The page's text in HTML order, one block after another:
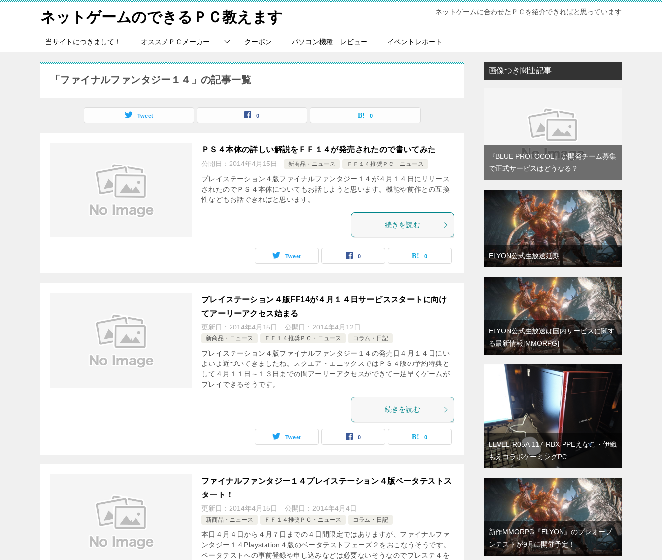
ネットゲームのできるＰＣ教えます ネットゲームに合わせたＰＣを紹介できればと思っています
当サイトにつきまして！ オススメＰＣメーカー クーポン パソコン機種 レビュー イベントレポート
「ファイナルファンタジー１４」の記事一覧
Tweet 0 0
ＰＳ４本体の詳しい解説をＦＦ１４が発売されたので書いてみた
公開日： 2014年4月15日 新商品・ニュース ＦＦ１４推奨ＰＣ・ニュース
プレイステーション４版ファイナルファンタジー１４が４月１４日にリリース
されたのでＰＳ４本体についてもお話しようと思います。機能や前作との互換
性などもお話できればと思います。
続きを読む
Tweet 0 0
プレイステーション４版FF14が４月１４日サービススタートに向け
てアーリーアクセス始まる
更新日： 2014年4月15日 公開日： 2014年4月12日
新商品・ニュース ＦＦ１４推奨ＰＣ・ニュース コラム・日記
プレイステーション４版ファイナルファンタジー１４の発売日４月１４日にい
よいよ近づいてきましたね。スクエア・エニックスではＰＳ４版の予約特典と
して４月１１日～１３日までの間アーリーアクセスができて一足早くゲームが
プレイできるそうです。
続きを読む
Tweet 0 0
ファイナルファンタジー１４プレイステーション４版ベータテストス
タート！
更新日： 2014年4月15日 公開日： 2014年4月4日
新商品・ニュース ＦＦ１４推奨ＰＣ・ニュース コラム・日記
本日４月４日から４月７日までの４日間限定ではありますが、ファイナルファ
ンタジー１４Playstation４版のベータテストフェーズ２をおこなうそうです。
ベータテストへの事前登録や申し込みなどは必要ないそうなのでプレステ４を
画像つき関連記事
『BLUE PROTOCOL』が開発チーム募集
で正式サービスはどうなる？
ELYON公式生放送延期
ELYON公式生放送は国内サービスに関す
る最新情報[MMORPG]
LEVEL-R05A-117-RBX-PPEえなこ・伊織
もえコラボゲーミングPC
新作MMORPG『ELYON』のプレオープ
ンテストが9月に開催予定！